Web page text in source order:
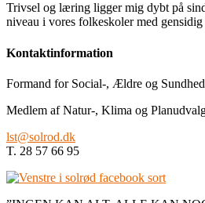
Trivsel og læring ligger mig dybt på
niveau i vores folkeskoler med
Kontaktinformation
Formand for Social-, Ældre og
Medlem af Natur-, Klima og
lst@solrod.dk
T. 28 57 66 95